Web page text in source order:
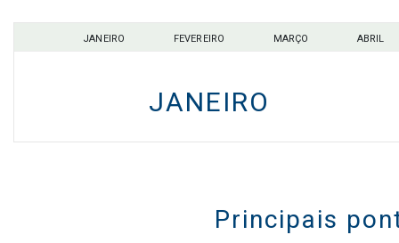
Roamer℠
JANEIRO FEVEREIRO MARÇO ABRIL
JANEIRO
Principais